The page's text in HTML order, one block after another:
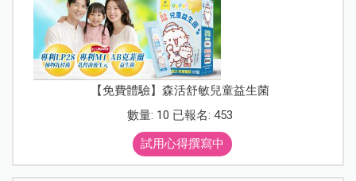
【免費體驗】森活舒敏兒童益生菌
數量: 10 已報名: 453
試用心得撰寫中